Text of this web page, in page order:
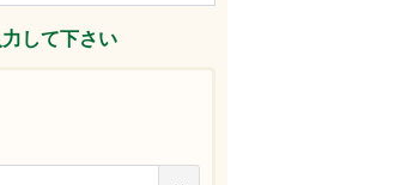
して下さい